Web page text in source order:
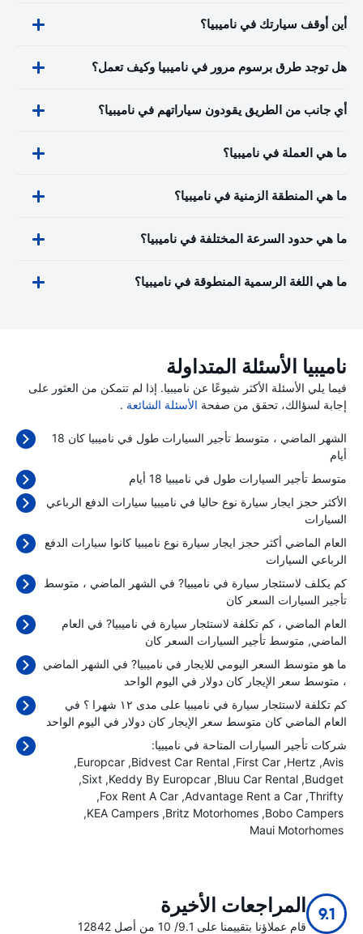
أين أوقف سيارتك في ناميبيا؟
هل توجد طرق برسوم مرور في ناميبيا وكيف تعمل؟
أي جانب من الطريق يقودون سياراتهم في ناميبيا؟
ما هي العملة في ناميبيا؟
ما هي المنطقة الزمنية في ناميبيا؟
ما هي حدود السرعة المختلفة في ناميبيا؟
ما هي اللغة الرسمية المنطوقة في ناميبيا؟
ناميبيا الأسئلة المتداولة
فيما يلي الأسئلة الأكثر شيوعًا عن ناميبيا. إذا لم تتمكن من العثور على
إجابة لسؤالك، تحقق من صفحة الأسئلة الشائعة .
الشهر الماضي ، متوسط تأجير السيارات طول في ناميبيا كان 18
أيام
متوسط تأجير السيارات طول في ناميبيا 18 أيام
الأكثر حجز ايجار سيارة نوع حاليا في ناميبيا سيارات الدفع الرباعي
السيارات
العام الماضي أكثر حجز ايجار سيارة نوع ناميبيا كانوا سيارات الدفع
الرباعي السيارات
كم يكلف لاستئجار سيارة في ناميبيا? في الشهر الماضي ، متوسط
تأجير السيارات السعر كان
العام الماضي ، كم تكلفة لاستئجار سيارة في ناميبيا? في العام
الماضي, متوسط تأجير السيارات السعر كان
ما هو متوسط السعر اليومي للايجار في ناميبيا? في الشهر الماضي
، متوسط سعر الإيجار كان دولار في اليوم الواحد
كم تكلفة لاستئجار سيارة في ناميبيا على مدى ١٢ شهرا ؟ في
العام الماضي كان متوسط سعر الإيجار كان دولار في اليوم الواحد
شركات تأجير السيارات المتاحة في ناميبيا:
Avis
Hertz
First Car
Bidvest Car Rental
Europcar
Budget
Bluu Car Rental
Keddy By Europcar
Sixt
Thrifty
Advantage Rent a Car
Fox Rent A Car
Bobo Campers
Britz Motorhomes
KEA Campers
Maui Motorhomes
9.1 المراجعات الأخيرة
قام عملاؤنا بتقييمنا على 9.1/ 10 من أصل 12842